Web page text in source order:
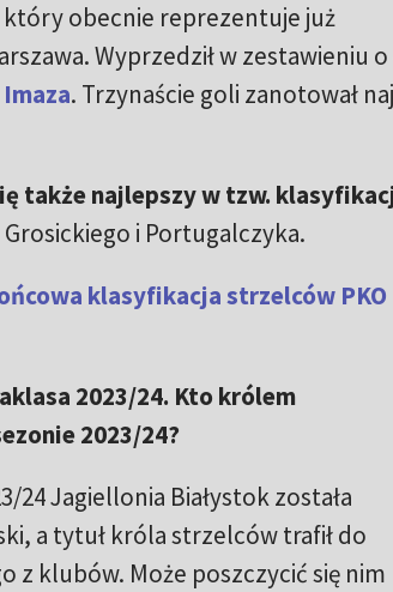
obecnie reprezentuje już
Wyprzedził w zestawieniu
. Trzynaście goli zanotował
także najlepszy w tzw.
i Portugalczyka.
klasyfikacja strzelców
2023/24. Kto królem
2023/24?
24 Jagiellonia Białystok została
a tytuł króla strzelców trafił do
z klubów. Może poszczycić się nim